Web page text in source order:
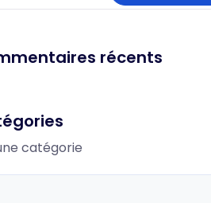
récents
catégorie